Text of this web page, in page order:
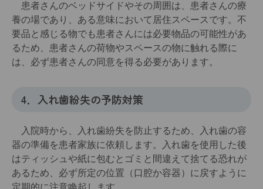
患者さんのベッドサイドやその周囲は、患者さんの療
養の場であり、ある意味において居住スペースです。不
要品と感じる物でも患者さんには必要物品の可能性があ
るため、患者さんの荷物やスペースの物に触れる際に
は、必ず患者さんの同意を得る必要があります。
4．入れ歯紛失の予防対策
入院時から、入れ歯紛失を防止するため、入れ歯の容
器の準備を患者家族に依頼します。入れ歯を使用した後
はティッシュや紙に包むとゴミと間違えて捨てる恐れが
あるため、必ず所定の位置（口腔か容器）に戻すように